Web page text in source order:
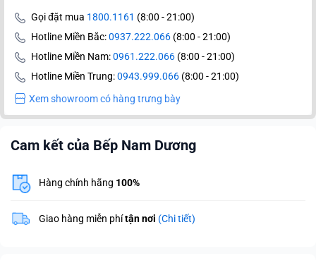
Gọi đặt mua 1800.1161 (8:00 - 21:00)
Hotline Miền Bắc:0937.222.066 (8:00 - 21:00)
Hotline Miền Nam:0961.222.066 (8:00 - 21:00)
Hotline Miền Trung:0943.999.066 (8:00 - 21:00)
Xem showroom có hàng trưng bày
Cam kết của Bếp Nam Dương
Hàng chính hãng 100%
Giao hàng miễn phítận nơi (Chi tiết)